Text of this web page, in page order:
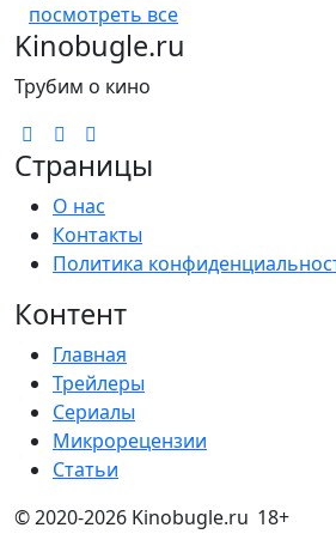
посмотреть все
Kinobugle.ru
Трубим о кино
Страницы
О нас
Контакты
Политика
Контент
Главная
Трейлеры
Сериалы
Микрорецензии
Статьи
© 2020-2026 Kinobugle.ru 18+